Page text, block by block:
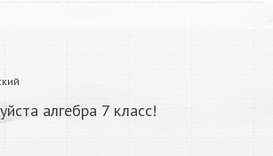
алгебра 7 класс!